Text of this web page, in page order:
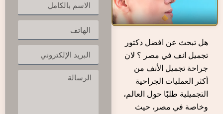
هل تبحث عن افضل دكتور
تجميل انف في مصر ؟ لان
جراحة تجميل الأنف من
أكثر العمليات الجراحية
التجميلية طلبًا حول العالم،
وخاصة في مصر، حيث